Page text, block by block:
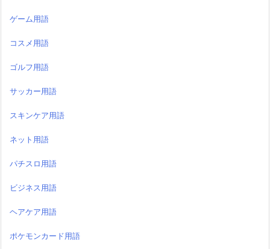
ゲーム用語
コスメ用語
ゴルフ用語
サッカー用語
スキンケア用語
ネット用語
パチスロ用語
ビジネス用語
ヘアケア用語
ポケモンカード用語